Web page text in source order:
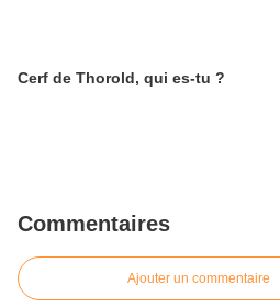
Cerf de Thorold, qui es-tu ?
Commentaires
Ajouter un commentaire